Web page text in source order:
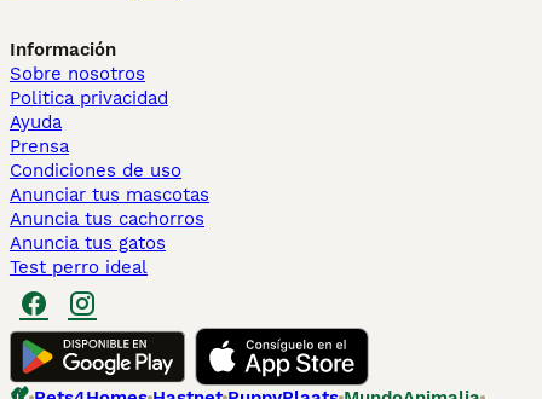
Información
Sobre nosotros
Politica privacidad
Ayuda
Prensa
Condiciones de uso
Anunciar tus mascotas
Anuncia tus cachorros
Anuncia tus gatos
Test perro ideal